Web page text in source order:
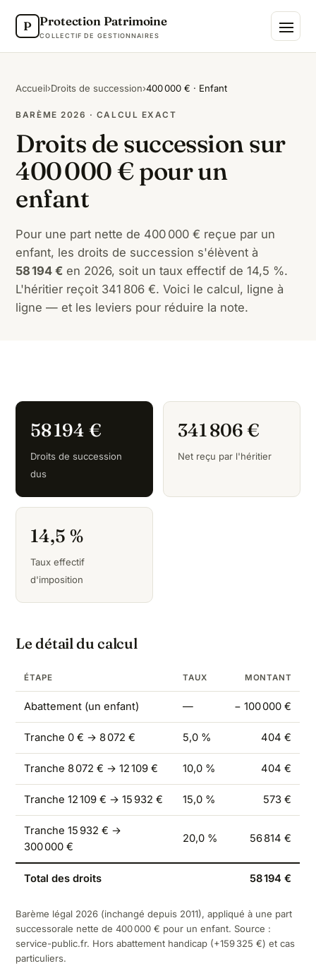
P Protection Patrimoine
COLLECTIF DE GESTIONNAIRES
Accueil›Droits de succession›400 000 € · Enfant
BARÈME 2026 · CALCUL EXACT
Droits de succession sur
400 000 € pour un
enfant
Pour une part nette de 400 000 € reçue par un
enfant, les droits de succession s'élèvent à
58 194 € en 2026, soit un taux effectif de 14,5 %.
L'héritier reçoit 341 806 €. Voici le calcul, ligne à
ligne — et les leviers pour réduire la note.
58 194 €
Droits de succession
dus
341 806 €
Net reçu par l'héritier
14,5 %
Taux effectif
d'imposition
Le détail du calcul
ÉTAPE TAUX MONTANT
Abattement (un enfant) — − 100 000 €
Tranche 0 € → 8 072 € 5,0 % 404 €
Tranche 8 072 € → 12 109 € 10,0 % 404 €
Tranche 12 109 € → 15 932 € 15,0 % 573 €
Tranche 15 932 € →
300 000 €
20,0 % 56 814 €
Total des droits 58 194 €
Barème légal 2026 (inchangé depuis 2011), appliqué à une part
successorale nette de 400 000 € pour un enfant. Source :
service-public.fr. Hors abattement handicap (+159 325 €) et cas
particuliers.